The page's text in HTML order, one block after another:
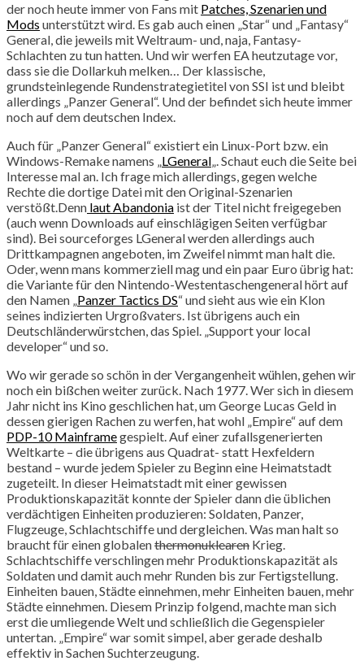
der noch heute immer von Fans mit Patches, Szenarien und
Mods unterstützt wird. Es gab auch einen „Star“ und „Fantasy“
General, die jeweils mit Weltraum- und, naja, Fantasy-
Schlachten zu tun hatten. Und wir werfen EA heutzutage vor,
dass sie die Dollarkuh melken… Der klassische,
grundsteinlegende Rundenstrategietitel von SSI ist und bleibt
allerdings „Panzer General“. Und der befindet sich heute immer
noch auf dem deutschen Index.
Auch für „Panzer General“ existiert ein Linux-Port bzw. ein
Windows-Remake namens „ LGeneral „. Schaut euch die Seite bei
Interesse mal an. Ich frage mich allerdings, gegen welche
Rechte die dortige Datei mit den Original-Szenarien
verstößt.Denn laut Abandonia ist der Titel nicht freigegeben
(auch wenn Downloads auf einschlägigen Seiten verfügbar
sind). Bei sourceforges LGeneral werden allerdings auch
Drittkampagnen angeboten, im Zweifel nimmt man halt die.
Oder, wenn mans kommerziell mag und ein paar Euro übrig hat:
die Variante für den Nintendo-Westentaschengeneral hört auf
den Namen „ Panzer Tactics DS“ und sieht aus wie ein Klon
seines indizierten Urgroßvaters. Ist übrigens auch ein
Deutschländerwürstchen, das Spiel. „Support your local
developer“ und so.
Wo wir gerade so schön in der Vergangenheit wühlen, gehen wir
noch ein bißchen weiter zurück. Nach 1977. Wer sich in diesem
Jahr nicht ins Kino geschlichen hat, um George Lucas Geld in
dessen gierigen Rachen zu werfen, hat wohl „Empire“ auf dem
PDP-10 Mainframegespielt. Auf einer zufallsgenerierten
Weltkarte – die übrigens aus Quadrat- statt Hexfeldern
bestand – wurde jedem Spieler zu Beginn eine Heimatstadt
zugeteilt. In dieser Heimatstadt mit einer gewissen
Produktionskapazität konnte der Spieler dann die üblichen
verdächtigen Einheiten produzieren: Soldaten, Panzer,
Flugzeuge, Schlachtschiffe und dergleichen. Was man halt so
braucht für einen globalenthermonuklearen Krieg.
Schlachtschiffe verschlingen mehr Produktionskapazität als
Soldaten und damit auch mehr Runden bis zur Fertigstellung.
Einheiten bauen, Städte einnehmen, mehr Einheiten bauen, mehr
Städte einnehmen. Diesem Prinzip folgend, machte man sich
erst die umliegende Welt und schließlich die Gegenspieler
untertan. „Empire“ war somit simpel, aber gerade deshalb
effektiv in Sachen Suchterzeugung.